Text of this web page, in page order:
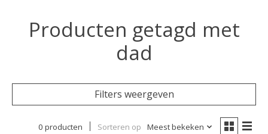
Producten getagd met
dad
Filters weergeven
0 producten Sorteren op Meest bekeken